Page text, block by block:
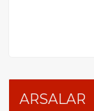
ARSALAR